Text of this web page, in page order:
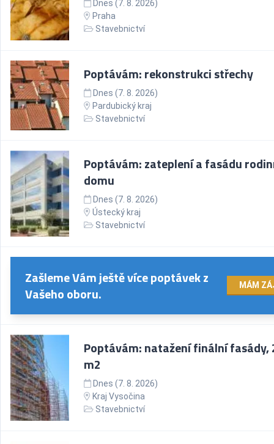
Dnes (7. 8. 2026)
Praha
Stavebnictví
Poptávám: rekonstrukci střechy
Dnes (7. 8. 2026)
Pardubický kraj
Stavebnictví
Poptávám: zateplení a fasádu
domu
Dnes (7. 8. 2026)
Ústecký kraj
Stavebnictví
Zašleme Vám ještě více poptávek z
Vašeho oboru.
MÁM
Poptávám: natažení finální fasády,
m2
Dnes (7. 8. 2026)
Kraj Vysočina
Stavebnictví